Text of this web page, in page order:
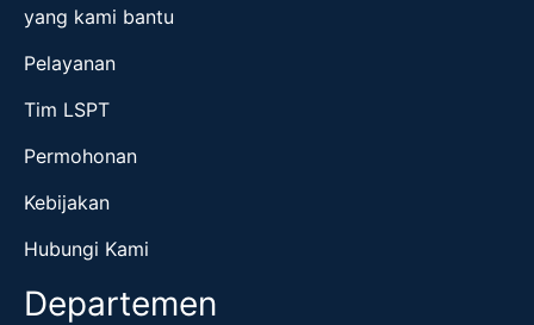
yang kami bantu
Pelayanan
Tim LSPT
Permohonan
Kebijakan
Hubungi Kami
Departemen